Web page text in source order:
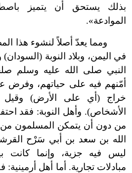
بذلك يستحق أن يتميز
الموادعة».
ومما يعدّ أصلاً لنشوء هذا
في اليمن، وبلاد النوبة
النبي صلى الله عليه وسلم
أمّنهم فيه على حياتهم، وفرض
خراج (أي على الأرض) وقيل
الأشخاص). وأهل النوبة: فقد
من دون أن يتمكن المسلمون من
الله بن سعد بن أبي سَرْح
ليس فيه جزية، وإنما كانت
مبادلات تجارية. أما أهل